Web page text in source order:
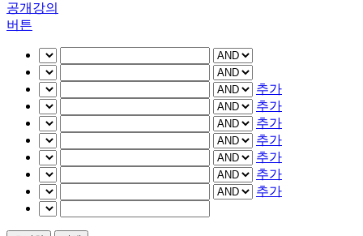
공개강의
버튼
추가
추가
추가
추가
추가
추가
추가